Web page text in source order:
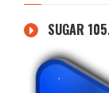
SUGAR